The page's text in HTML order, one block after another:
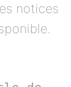
notices